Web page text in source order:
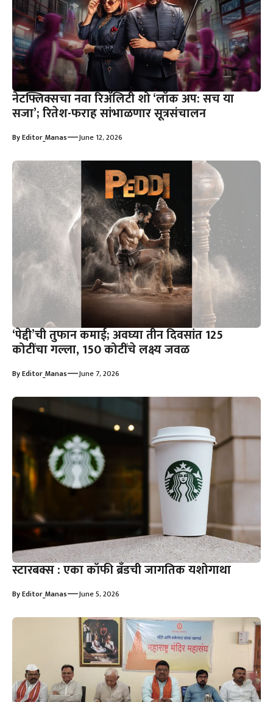
नेटफ्लिक्सचा नवा रिॲलिटी शो ‘लॉक अप: सच या
सजा’; रितेश-फराह सांभाळणार सूत्रसंचालन
ByEditor_Manas—June 12, 2026
‘पेद्दी’ची तुफान कमाई; अवघ्या तीन दिवसांत 125
कोटींचा गल्ला, 150 कोटींचे लक्ष्य जवळ
ByEditor_Manas—June 7, 2026
स्टारबक्स : एका कॉफी ब्रँडची जागतिक यशोगाथा
ByEditor_Manas—June 5, 2026